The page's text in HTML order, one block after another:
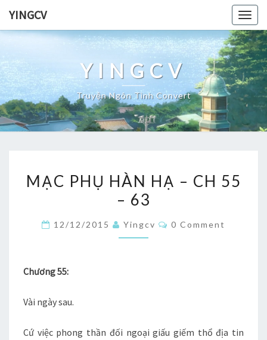
YINGCV
YINGCV
Truyện Ngôn Tình Convert
PHỤ
HÀN
MẠC PHỤ HÀN HẠ – CH 55
– 63
12/12/2015 Yingcv Comments
0 Comment
Chương 55:
Vài ngày sau.
Cứ việc phong thần đối ngoại giấu giếm thổ địa tin